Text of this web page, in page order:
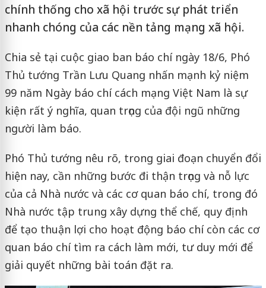
chính thống cho xã hội trước sự phát triển
nhanh chóng của các nền tảng mạng xã hội.
Chia sẻ tại cuộc giao ban báo chí ngày 18/6, Phó
Thủ tướng Trần Lưu Quang nhấn mạnh kỷ niệm
99 năm Ngày báo chí cách mạng Việt Nam là sự
kiện rất ý nghĩa, quan trọng của đội ngũ những
người làm báo.
Phó Thủ tướng nêu rõ, trong giai đoạn chuyển đổi
hiện nay, cần những bước đi thận trọng và nỗ lực
của cả Nhà nước và các cơ quan báo chí, trong đó
Nhà nước tập trung xây dựng thể chế, quy định
để tạo thuận lợi cho hoạt động báo chí còn các cơ
quan báo chí tìm ra cách làm mới, tư duy mới để
giải quyết những bài toán đặt ra.